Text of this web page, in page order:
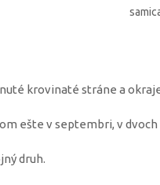
krovinaté stráne a
ešte v septembri, v
druh.